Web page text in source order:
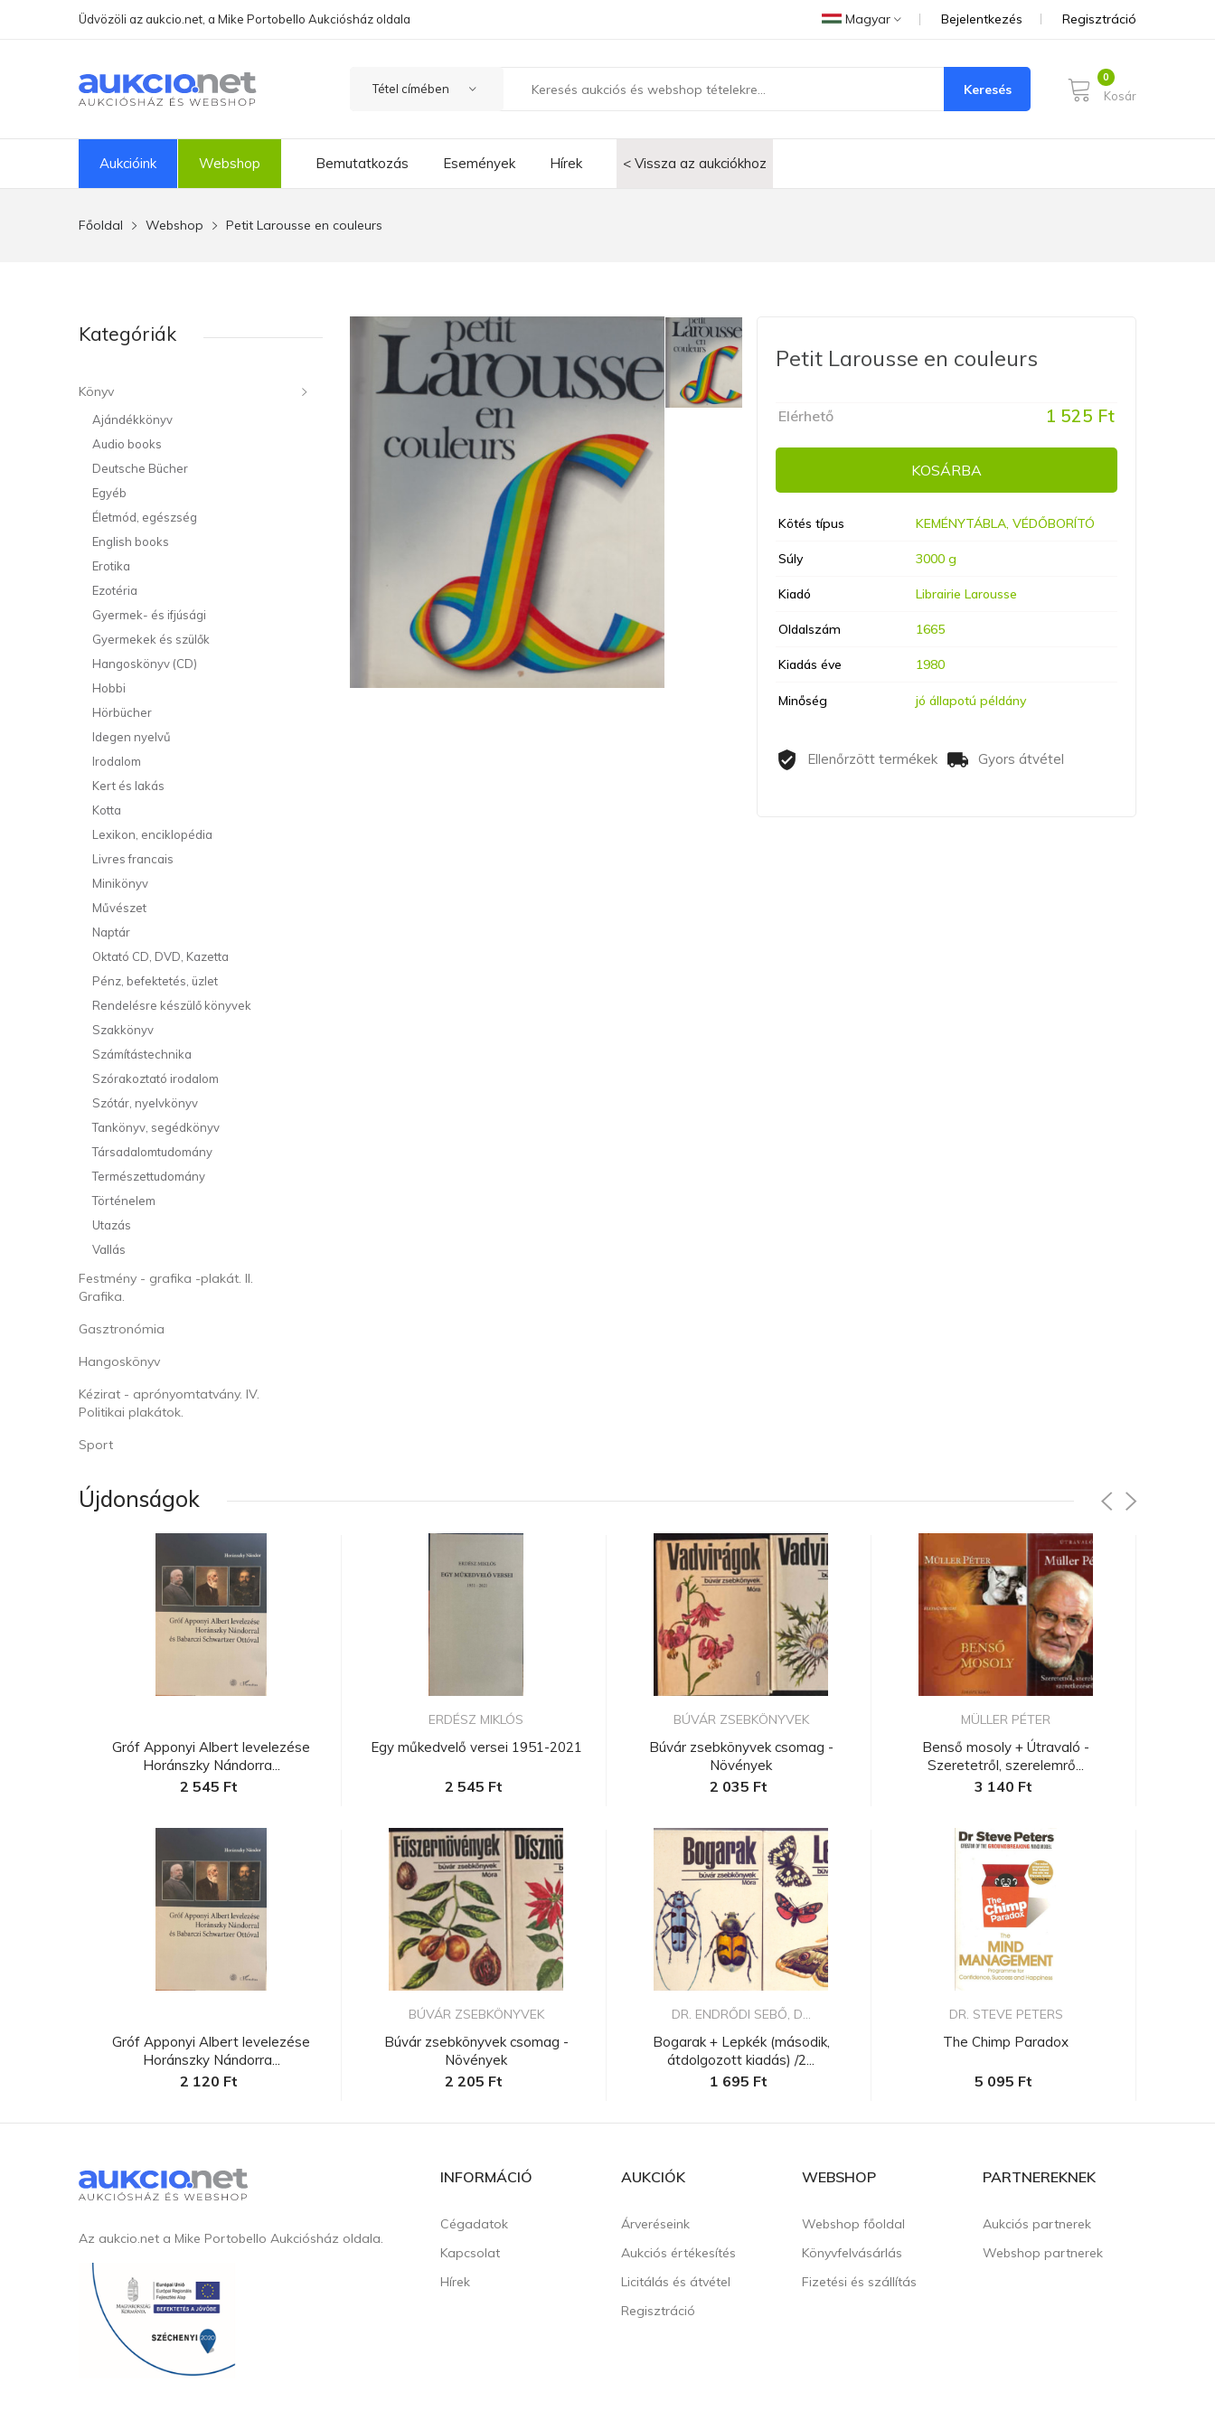
Üdvözöli az aukcio.net, a Mike Portobello Aukciósház oldala Magyar Bejelentkezés Regisztráció
Keresés Kosár
Aukcióink Webshop Bemutatkozás Események Hírek < Vissza az aukciókhoz
Főoldal Webshop Petit Larousse en couleurs
Kategóriák
Könyv
Ajándékkönyv
Audio books
Deutsche Bücher
Egyéb
Életmód, egészség
English books
Erotika
Ezotéria
Gyermek- és ifjúsági
Gyermekek és szülők
Hangoskönyv (CD)
Hobbi
Hörbücher
Idegen nyelvű
Irodalom
Kert és lakás
Kotta
Lexikon, enciklopédia
Livres francais
Minikönyv
Művészet
Naptár
Oktató CD, DVD, Kazetta
Pénz, befektetés, üzlet
Rendelésre készülő könyvek
Szakkönyv
Számítástechnika
Szórakoztató irodalom
Szótár, nyelvkönyv
Tankönyv, segédkönyv
Társadalomtudomány
Természettudomány
Történelem
Utazás
Vallás
Festmény - grafika -plakát. II.
Grafika.
Gasztronómia
Hangoskönyv
Kézirat - aprónyomtatvány. IV.
Politikai plakátok.
Sport
Petit Larousse en couleurs
Elérhető 1 525 Ft
KOSÁRBA
Kötés típus KEMÉNYTÁBLA, VÉDŐBORÍTÓ
Súly 3000 g
Kiadó Librairie Larousse
Oldalszám 1665
Kiadás éve 1980
Minőség jó állapotú példány
Ellenőrzött termékek Gyors átvétel
Újdonságok
Gróf Apponyi Albert levelezése
Horánszky Nándorra...
2 545 Ft
Gróf Apponyi Albert levelezése
Horánszky Nándorra...
2 120 Ft
ERDÉSZ MIKLÓS
Egy műkedvelő versei 1951-2021
2 545 Ft
BÚVÁR ZSEBKÖNYVEK
Búvár zsebkönyvek csomag -
Növények
2 205 Ft
BÚVÁR ZSEBKÖNYVEK
Búvár zsebkönyvek csomag -
Növények
2 035 Ft
DR. ENDRŐDI SEBŐ, D...
Bogarak + Lepkék (második,
átdolgozott kiadás) /2...
1 695 Ft
MÜLLER PÉTER
Benső mosoly + Útravaló -
Szeretetről, szerelemrő...
3 140 Ft
DR. STEVE PETERS
The Chimp Paradox
5 095 Ft
Az aukcio.net a Mike Portobello Aukciósház oldala.
INFORMÁCIÓ
Cégadatok
Kapcsolat
Hírek
AUKCIÓK
Árveréseink
Aukciós értékesítés
Licitálás és átvétel
Regisztráció
WEBSHOP
Webshop főoldal
Könyvfelvásárlás
Fizetési és szállítás
PARTNEREKNEK
Aukciós partnerek
Webshop partnerek